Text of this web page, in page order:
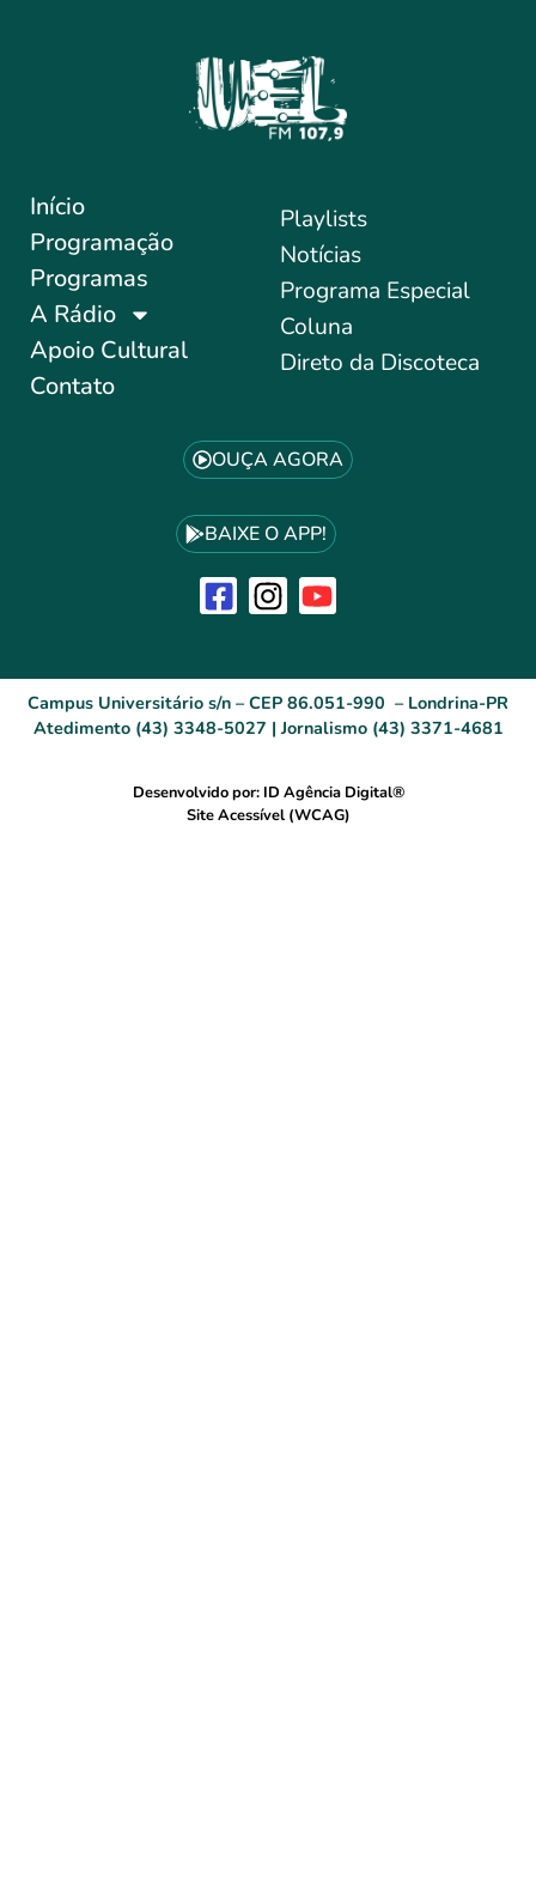
Início
Programação
Programas
A Rádio
Apoio Cultural
Contato
Playlists
Notícias
Programa Especial
Coluna
Direto da Discoteca
OUÇA AGORA
BAIXE O APP!
Campus Universitário s/n – CEP 86.051-990 – Londrina-PR
Atedimento (43) 3348-5027 | Jornalismo (43) 3371-4681
Desenvolvido por: ID Agência Digital®
Site Acessível (WCAG)